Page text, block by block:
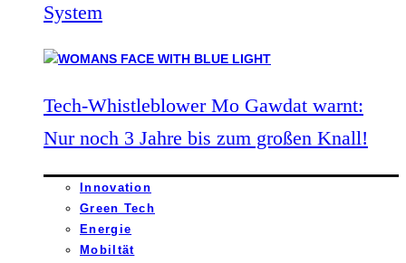
System
Tech-Whistleblower Mo Gawdat warnt:
Nur noch 3 Jahre bis zum großen Knall!
Innovation
Green Tech
Energie
Mobiltät